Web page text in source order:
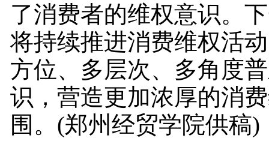
了消费者的维权意识。
将持续推进消费维权活
方位、多层次、多角度
识，营造更加浓厚的消
围。(郑州经贸学院供稿)